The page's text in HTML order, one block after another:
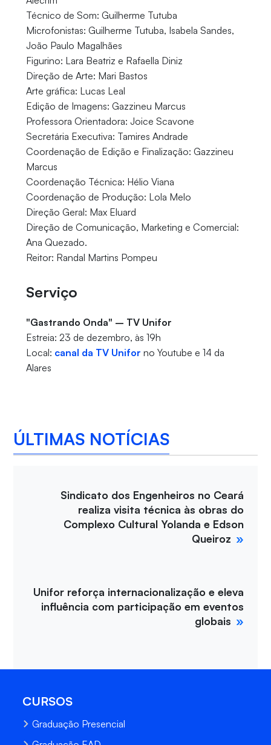
Técnico de Som: Guilherme Tutuba
Microfonistas: Guilherme Tutuba, Isabela Sandes,
João Paulo Magalhães
Figurino: Lara Beatriz e Rafaella Diniz
Direção de Arte: Mari Bastos
Arte gráfica: Lucas Leal
Edição de Imagens: Gazzineu Marcus
Professora Orientadora: Joice Scavone
Secretária Executiva: Tamires Andrade
Coordenação de Edição e Finalização: Gazzineu
Marcus
Coordenação Técnica: Hélio Viana
Coordenação de Produção: Lola Melo
Direção Geral: Max Eluard
Direção de Comunicação, Marketing e Comercial:
Ana Quezado.
Reitor: Randal Martins Pompeu
Serviço
"Gastrando Onda" – TV Unifor
Estreia: 23 de dezembro, às 19h
Local: canal da TV Unifor no Youtube e 14 da
Alares
ÚLTIMAS NOTÍCIAS
Sindicato dos Engenheiros no Ceará
realiza visita técnica às obras do
Complexo Cultural Yolanda e Edson
Queiroz
Unifor reforça internacionalização e eleva
influência com participação em eventos
globais
CURSOS
Graduação Presencial